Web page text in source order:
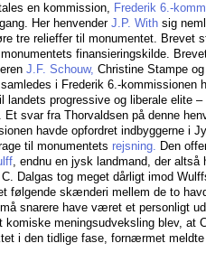
en kommission, Frederik 6.-
Her henvender J.P. With sig
tre relieffer til monumentet. Brevet
finansieringskilde.
J.F. Schouw, Christine Stampe
i Frederik 6.-kommissionen
landets progressive og liberale elite
svar fra Thorvaldsen på denne
havde opfordret indbyggerne i
til monumentets rejsning. Den
, endnu en jysk landmand, der altså
Dalgas tog meget dårligt imod
følgende skænderi mellem de to
snarere have været et personligt
komiske meningsudveksling blev, at
i den tidlige fase, fornærmet